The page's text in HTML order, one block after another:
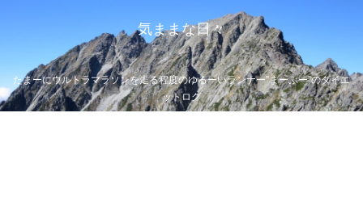
気ままな日々
たまーにウルトラマラソンを走る程度のゆるーいランナー”まーぶー”のダイエ
ットログ